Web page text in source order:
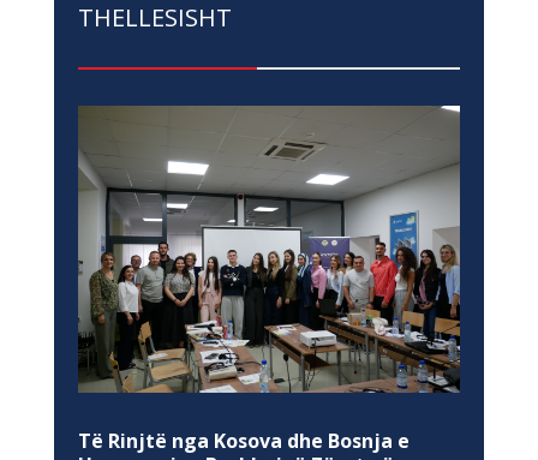
THELLESISHT
Të Rinjtë nga Kosova dhe Bosnja e